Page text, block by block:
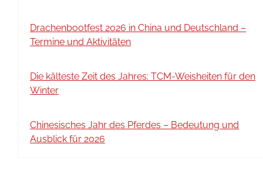
Drachenbootfest 2026 in China und Deutschland –
Termine und Aktivitäten
Die kälteste Zeit des Jahres: TCM-Weisheiten für den
Winter
Chinesisches Jahr des Pferdes – Bedeutung und
Ausblick für 2026